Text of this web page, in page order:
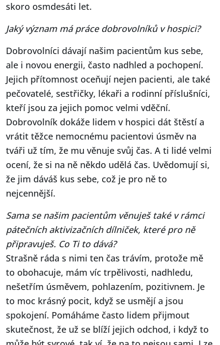
skoro osmdesáti let.
Jaký význam má práce dobrovolníků v hospici?
Dobrovolníci dávají našim pacientům kus sebe,
ale i novou energii, často nadhled a pochopení.
Jejich přítomnost oceňují nejen pacienti, ale také
pečovatelé, sestřičky, lékaři a rodinní příslušníci,
kteří jsou za jejich pomoc velmi vděční.
Dobrovolník dokáže lidem v hospici dát štěstí a
vrátit těžce nemocnému pacientovi úsměv na
tváři už tím, že mu věnuje svůj čas. A ti lidé velmi
ocení, že si na ně někdo udělá čas. Uvědomují si,
že jim dáváš kus sebe, což je pro ně to
nejcennější.
Sama se našim pacientům věnuješ také v rámci
pátečních aktivizačních dílniček, které pro ně
připravuješ. Co Ti to dává?
Strašně ráda s nimi ten čas trávím, protože mě
to obohacuje, mám víc trpělivosti, nadhledu,
nešetřím úsměvem, pohlazením, pozitivnem. Je
to moc krásný pocit, když se usmějí a jsou
spokojení. Pomáháme často lidem přijmout
skutečnost, že už se blíží jejich odchod, i když to